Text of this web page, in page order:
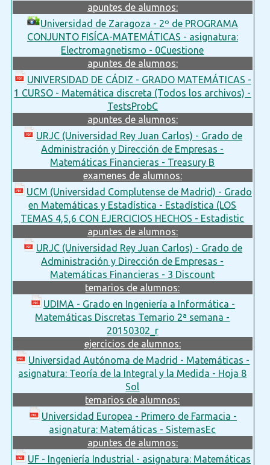
apuntes de alumnos:
Universidad de Zaragoza - 2º de PROGRAMA
CONJUNTO FISÍCA-MATEMÁTICAS - asignatura:
Electromagnetismo - 0Cuestione
apuntes de alumnos:
UNIVERSIDAD DE CÁDIZ - GRADO MATEMÁTICAS -
1 CURSO - Matemática discreta (Todos los archivos) -
TestsProbC
apuntes de alumnos:
URJC (Universidad Rey Juan Carlos) - Grado de
Administración y Dirección de Empresas -
Matemáticas Financieras - Treasury B
examenes de alumnos:
UCM (Universidad Complutense de Madrid) - Grado
en Matemáticas y Estadística - Estadística (LOS
TEMAS 4,5,6 CON EJERCICIOS HECHOS - Estadistic
apuntes de alumnos:
URJC (Universidad Rey Juan Carlos) - Grado de
Administración y Dirección de Empresas -
Matemáticas Financieras - 3 Discount
temarios de alumnos:
UDIMA - Grado en Ingeniería a Informática -
Matemáticas Discretas Temario 2ª semana -
20150302_r
ejercicios de alumnos:
Universidad Autónoma de Madrid - Matemáticas -
asignatura: Teoría de la Integral y la Medida - Hoja 8
Sol
temarios de alumnos:
Universidad Europea - Primero de Farmacia -
asignatura: Matemáticas - SistemasEc
apuntes de alumnos:
UF - Ingeniería Industrial - asignatura: Matemáticas